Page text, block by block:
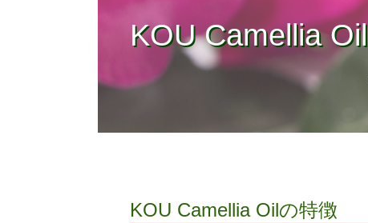
KOU Camellia Oil
KOU Camellia Oilの特徴